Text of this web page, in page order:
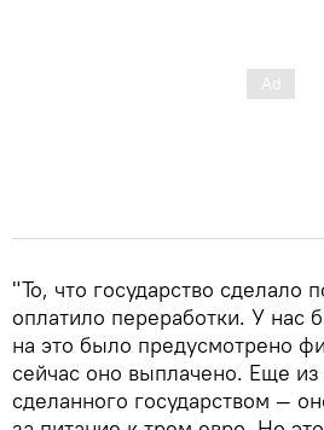
"То, что государство сделало
оплатило переработки. У нас
на это было предусмотрено
сейчас оно выплачено. Еще
сделанного государством —